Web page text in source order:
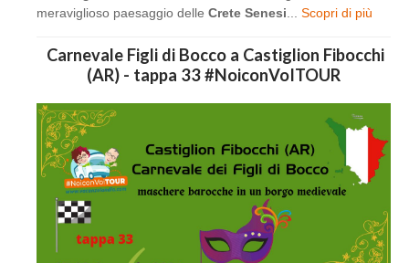
meraviglioso paesaggio delle Crete Senesi... Scopri di più
Carnevale Figli di Bocco a Castiglion Fibocchi
(AR) - tappa 33 #NoiconVoITOUR